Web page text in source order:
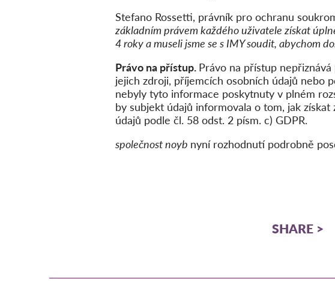
Stefano Rossetti, právník pro ochranu
základním právem každého uživatele získat
4 roky a museli jsme se s IMY soudit, abychom
Právo na přístup. Právo na přístup
jejich zdroji, příjemcích osobních údajů nebo
nebyly tyto informace poskytnuty v plném
by subjekt údajů informovala o tom, jak
údajů podle čl. 58 odst. 2 písm. c) GDPR.
společnost noyb nyní rozhodnutí podrobně
SHARE